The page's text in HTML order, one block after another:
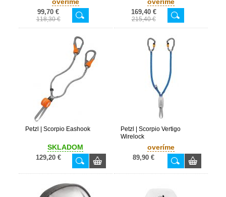
99,70 €
118,30 €
169,40 €
215,40 €
Petzl | Scorpio Eashook
SKLADOM
129,20 €
Petzl | Scorpio Vertigo
Wirelock
overíme
89,90 €